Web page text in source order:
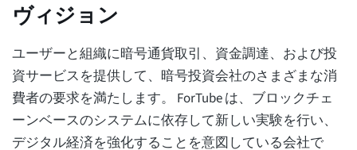
ヴィジョン
ユーザーと組織に暗号通貨取引、資金調達、および投
資サービスを提供して、暗号投資会社のさまざまな消
費者の要求を満たします。 ForTube は、ブロックチェ
ーンベースのシステムに依存して新しい実験を行い、
デジタル経済を強化することを意図している会社で